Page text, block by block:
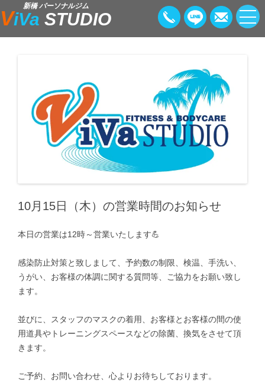
新橋 パーソナルジム
ViVa STUDIO
10月15日（木）の営業時間のお知らせ
本日の営業は12時～営業いたします💪
感染防止対策と致しまして、予約数の制限、検温、手洗い、
うがい、お客様の体調に関する質問等、ご協力をお願い致し
ます。
並びに、スタッフのマスクの着用、お客様とお客様の間の使
用道具やトレーニングスペースなどの除菌、換気をさせて頂
きます。
ご予約、お問い合わせ、心よりお待ちしております。